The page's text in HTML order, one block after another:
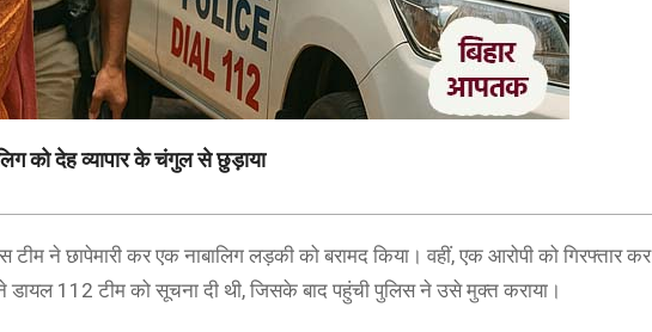
को देह व्यापार के चंगुल से छुड़ाया
ने छापेमारी कर एक नाबालिग लड़की को बरामद किया। वहीं, एक आरोपी को गिरफ्तार कर
डायल 112 टीम को सूचना दी थी, जिसके बाद पहुंची पुलिस ने उसे मुक्त कराया।